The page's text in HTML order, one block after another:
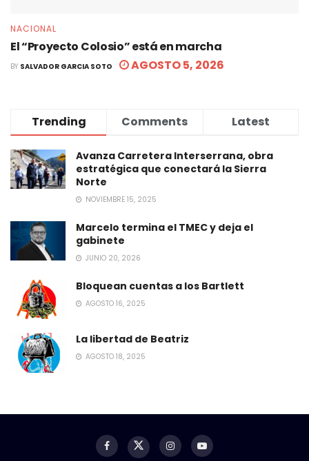
NACIONAL
El “Proyecto Colosio” está en marcha
BY SALVADOR GARCIA SOTO AGOSTO 5, 2026
Trending Comments Latest
Avanza Carretera Interserrana, obra
estratégica que conectará la Sierra
Norte
NOVIEMBRE 15, 2025
Marcelo termina el TMEC y deja el
gabinete
JUNIO 20, 2026
Bloquean cuentas a los Bartlett
AGOSTO 16, 2025
La libertad de Beatriz
AGOSTO 18, 2025